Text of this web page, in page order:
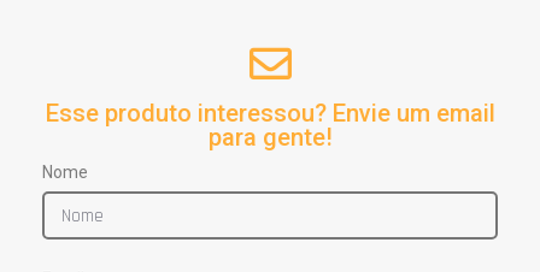
Esse produto interessou? Envie um email
para gente!
Nome